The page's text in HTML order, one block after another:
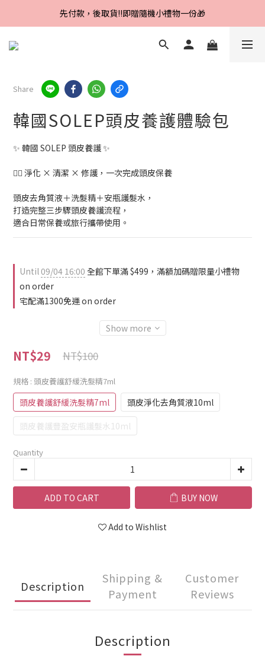
Line好友招募中，首購、回購皆贈100元
先付款，後取貨‼️即贈隨機小禮物一份🎁
Line好友招募中，首購、回購皆贈100元
Share
韓國SOLEP頭皮養護體驗包
✨ 韓國 SOLEP 頭皮養護 ✨
💆‍♀️ 淨化 × 清潔 × 修護，一次完成頭皮保養
頭皮去角質液＋洗髮精＋安瓶護髮水，
打造完整三步驟頭皮養護流程，
適合日常保養或旅行攜帶使用。
Until09/04 16:00 全館下單滿 $499，滿額加碼贈限量小禮物
on order
宅配滿1300免運 on order
Show more
NT$29 NT$100
規格 : 頭皮養護舒緩洗髮精7ml
頭皮養護舒緩洗髮精7ml
頭皮淨化去角質液10ml
頭皮養護豐盈安瓶護髮水10ml
Quantity
ADD TO CART BUY NOW
Add to Wishlist
Description
Shipping &
Payment
Customer
Reviews
Description